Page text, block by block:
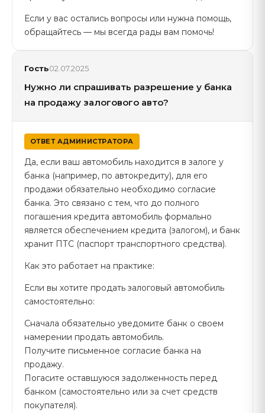
Если у вас остались вопросы или нужна помощь,
обращайтесь — мы всегда рады вам помочь!
Гость02.07.2025
Нужно ли спрашивать разрешение у банка
на продажу залогового авто?
ОТВЕТ АДМИНИСТРАТОРА
Да, если ваш автомобиль находится в залоге у
банка (например, по автокредиту), для его
продажи обязательно необходимо согласие
банка. Это связано с тем, что до полного
погашения кредита автомобиль формально
является обеспечением кредита (залогом), и банк
хранит ПТС (паспорт транспортного средства).
Как это работает на практике:
Если вы хотите продать залоговый автомобиль
самостоятельно:
Сначала обязательно уведомите банк о своем
намерении продать автомобиль.
Получите письменное согласие банка на
продажу.
Погасите оставшуюся задолженность перед
банком (самостоятельно или за счет средств
покупателя).